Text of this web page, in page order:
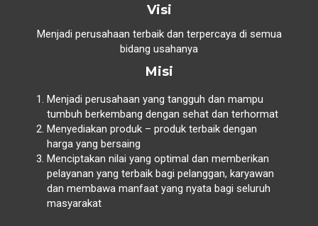
Visi
Menjadi perusahaan terbaik dan terpercaya di semua
bidang usahanya
Misi
Menjadi perusahaan yang tangguh dan mampu
tumbuh berkembang dengan sehat dan terhormat
Menyediakan produk – produk terbaik dengan
harga yang bersaing
Menciptakan nilai yang optimal dan memberikan
pelayanan yang terbaik bagi pelanggan, karyawan
dan membawa manfaat yang nyata bagi seluruh
masyarakat